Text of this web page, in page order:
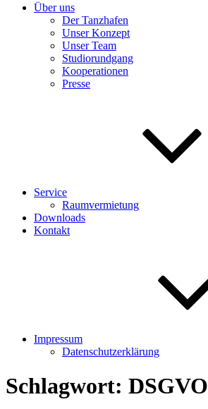
Über uns
Der Tanzhafen
Unser Konzept
Unser Team
Studiorundgang
Kooperationen
Presse
Service
Raumvermietung
Downloads
Kontakt
Impressum
Datenschutzerklärung
Schlagwort: DSGVO